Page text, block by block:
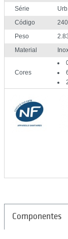
Série
Código
Peso
Material
Cores
Componentes